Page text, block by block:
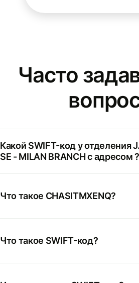
Часто
Какой SWIFT-код у отделения
SE - MILAN BRANCH с адресом ?
Что такое CHASITMXENQ?
Что такое SWIFT-код?